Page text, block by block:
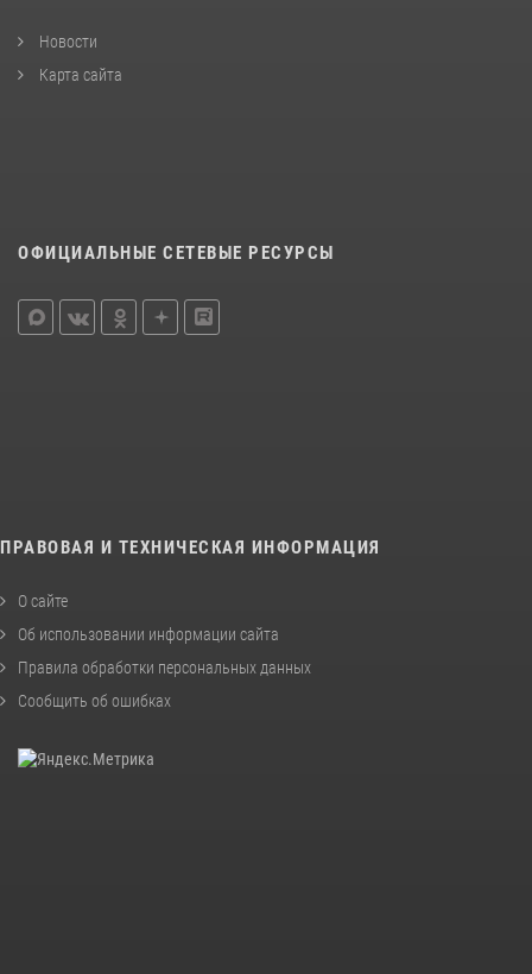
Новости
Карта сайта
ОФИЦИАЛЬНЫЕ СЕТЕВЫЕ РЕСУРСЫ
ПРАВОВАЯ И ТЕХНИЧЕСКАЯ ИНФОРМАЦИЯ
О сайте
Об использовании информации сайта
Правила обработки персональных данных
Сообщить об ошибках